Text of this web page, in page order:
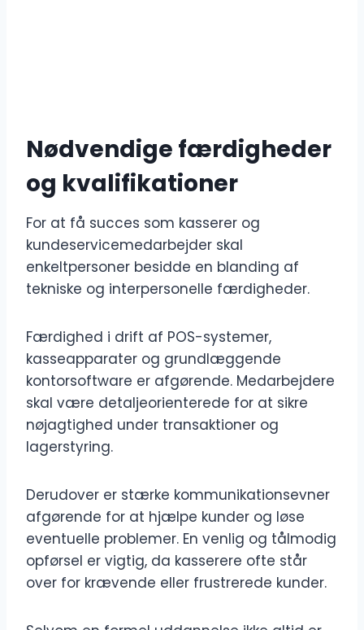
Nødvendige færdigheder
og kvalifikationer
For at få succes som kasserer og
kundeservicemedarbejder skal
enkeltpersoner besidde en blanding af
tekniske og interpersonelle færdigheder.
Færdighed i drift af POS-systemer,
kasseapparater og grundlæggende
kontorsoftware er afgørende. Medarbejdere
skal være detaljeorienterede for at sikre
nøjagtighed under transaktioner og
lagerstyring.
Derudover er stærke kommunikationsevner
afgørende for at hjælpe kunder og løse
eventuelle problemer. En venlig og tålmodig
opførsel er vigtig, da kasserere ofte står
over for krævende eller frustrerede kunder.